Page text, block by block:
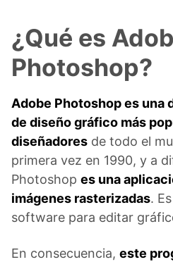
¿Qué es
Photoshop?
Adobe Photoshop es una
de diseño gráfico más
diseñadores de todo el
primera vez en 1990, y a
Photoshop es una
imágenes rasterizadas.
software para editar
En consecuencia, este